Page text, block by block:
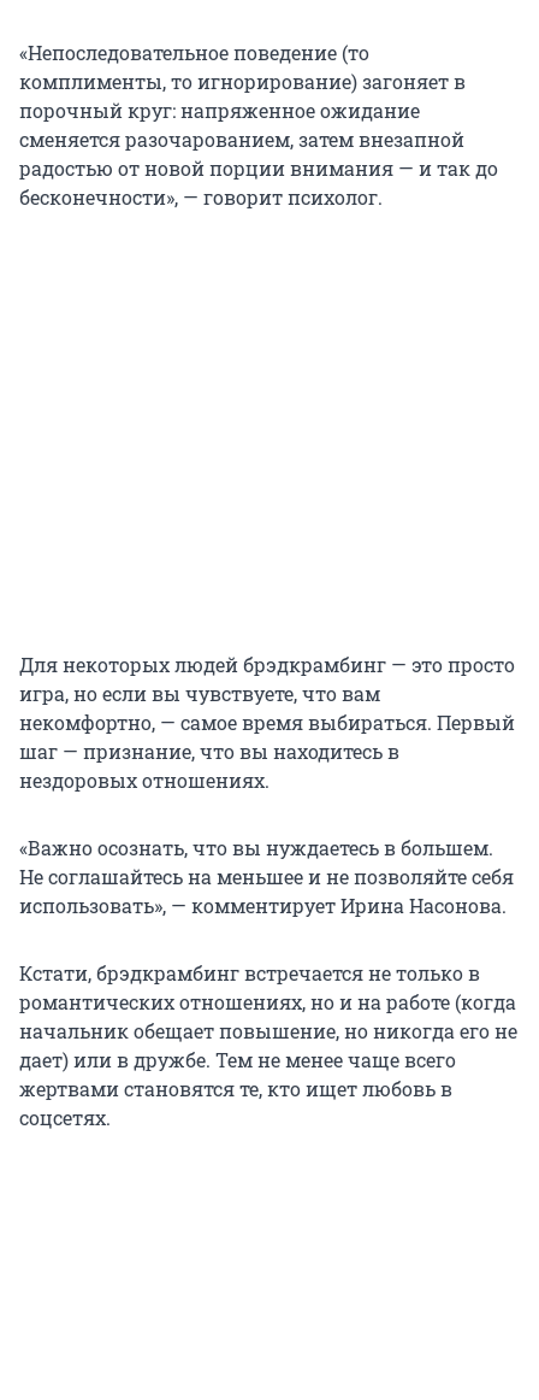
«Непоследовательное поведение (то
комплименты, то игнорирование) загоняет в
порочный круг: напряженное ожидание
сменяется разочарованием, затем внезапной
радостью от новой порции внимания — и так до
бесконечности», — говорит психолог.
Для некоторых людей брэдкрамбинг — это просто
игра, но если вы чувствуете, что вам
некомфортно, — самое время выбираться. Первый
шаг — признание, что вы находитесь в
нездоровых отношениях.
«Важно осознать, что вы нуждаетесь в большем.
Не соглашайтесь на меньшее и не позволяйте себя
использовать», — комментирует Ирина Насонова.
Кстати, брэдкрамбинг встречается не только в
романтических отношениях, но и на работе (когда
начальник обещает повышение, но никогда его не
дает) или в дружбе. Тем не менее чаще всего
жертвами становятся те, кто ищет любовь в
соцсетях.